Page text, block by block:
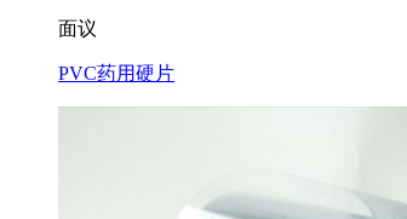
面议
PVC药用硬片